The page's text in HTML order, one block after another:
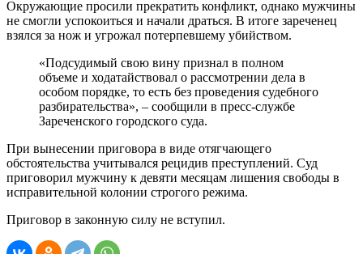
Окружающие просили прекратить конфликт, однако мужчины
не смогли успокоиться и начали драться. В итоге зареченец
взялся за нож и угрожал потерпевшему убийством.
«Подсудимый свою вину признал в полном
объеме и ходатайствовал о рассмотрении дела в
особом порядке, то есть без проведения судебного
разбирательства», – сообщили в пресс-службе
Зареченского городского суда.
При вынесении приговора в виде отягчающего
обстоятельства учитывался рецидив преступлений. Суд
приговорил мужчину к девяти месяцам лишения свободы в
исправительной колонии строгого режима.
Приговор в законную силу не вступил.